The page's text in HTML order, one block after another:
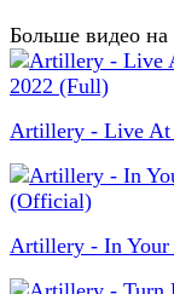
Больше видео на
Artillery - Live At
Artillery - In